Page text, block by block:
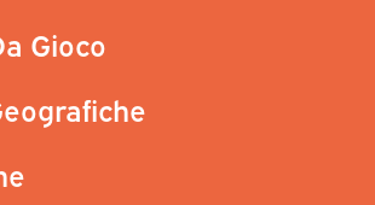
Gioco